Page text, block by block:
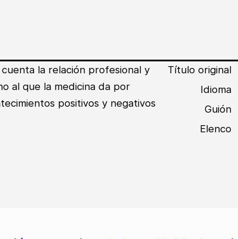
la relación profesional y
al que la medicina da por
positivos y negativos
Título original
Idioma
Guión
Elenco